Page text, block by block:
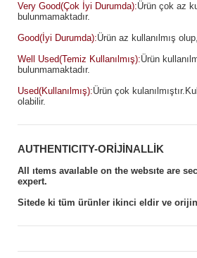
Very Good(Çok İyi Durumda):Ürün çok az
bulunmamaktadır.
Good(İyi Durumda):Ürün az kullanılmış
Well Used(Temiz Kullanılmış):Ürün
bulunmamaktadır.
Used(Kullanılmış):Ürün çok
olabilir.
AUTHENTICITY-ORİJİNALLİK
All ıtems avaılable on the websıte are
expert.
Sitede ki tüm ürünler ikinci eldir ve